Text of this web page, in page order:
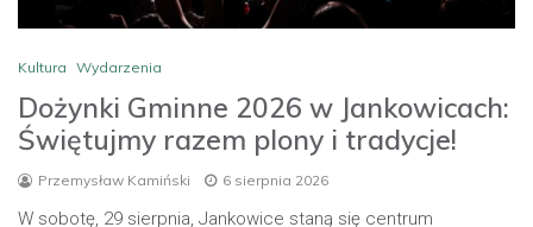
Kultura Wydarzenia
Dożynki Gminne 2026 w Jankowicach:
Świętujmy razem plony i tradycje!
Przemysław Kamiński 6 sierpnia 2026
W sobotę, 29 sierpnia, Jankowice staną się centrum